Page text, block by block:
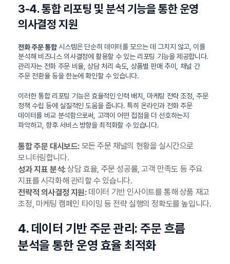
3-4. 통합 리포팅 및 분석 기능을 통한 운영
의사결정 지원
전화 주문 통합시스템은 단순히 데이터를 모으는 데 그치지 않고, 이를
분석해 비즈니스 의사결정에 활용할 수 있는 리포팅 기능을 제공합니다.
관리자는 전화 주문 비율, 상담 처리 속도, 상품별 판매 추이, 채널 간
주문 전환율 등을 한눈에 확인할 수 있습니다.
이러한 통합 리포팅 기능은 효율적인 인력 배치, 마케팅 전략 조정, 주문
정책 수립 등에 실질적인 도움을 줍니다. 특히 온라인과 전화 주문
데이터를 비교 분석함으로써, 고객이 어떤 접점을 더 선호하는지
파악하고, 향후 서비스 방향을 최적화할 수 있습니다.
통합 주문 대시보드:모든 주문 채널의 현황을 실시간으로
모니터링합니다.
성과 지표 분석:상담 효율, 주문 성공률, 고객 만족도 등 주요
지표를 시각화해 관리할 수 있습니다.
전략적 의사결정 지원:데이터 기반 인사이트를 통해 상품 재고
조정, 마케팅 캠페인 타이밍 등 전략 실행의 정확도를 높입니다.
4. 데이터 기반 주문 관리: 주문 흐름
분석을 통한 운영 효율 최적화